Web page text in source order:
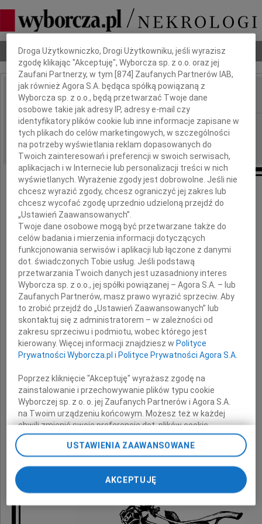
Nekrologi Odeszli Poradnik pogrzebowy
IMIĘ I NAZWISKO:
REGION: Warszawa
DATA EMISJI: 31.08.2009
Pani
Teresie Kowalik
wyrazy głębokiego współczucia
z powodu śmierci
Mamy
składają
Elżbieta i Leopold Dzikowscy
Dbamy o Twoją prywatność
Droga Użytkowniczko, Drogi Użytkowniku, jeśli wyrazisz
zgodę klikając "Akceptuję", Wyborcza sp. z o.o. oraz jej
Zaufani Partnerzy, w tym [874 ] Zaufanych Partnerów IAB,
jak również Agora S.A. będąca spółką powiązaną z
Wyborcza sp. z o.o., będą przetwarzać Twoje dane
osobowe takie jak adresy IP, adresy e-mail czy
identyfikatory plików cookie lub inne informacje zapisane w
tych plikach do celów marketingowych, w szczególności
na potrzeby wyświetlania reklam dopasowanych do
Twoich zainteresowań i preferencji w swoich serwisach,
aplikacjach i w Internecie lub personalizacji treści w nich
wyświetlanych. Wyrażenie zgody jest dobrowolne. Jeśli nie
chcesz wyrazić zgody, chcesz ograniczyć jej zakres lub
chcesz wycofać zgodę uprzednio udzieloną przejdź do
„Ustawień Zaawansowanych”.
Twoje dane osobowe mogą być przetwarzane także do
celów badania i mierzenia informacji dotyczących
funkcjonowania serwisów i aplikacji lub łączone z danymi
dot. świadczonych Tobie usług. Jeśli podstawą
przetwarzania Twoich danych jest uzasadniony interes
Wyborcza sp. z o.o., jej spółki powiązanej – Agora S.A. – lub
Zaufanych Partnerów, masz prawo wyrazić sprzeciw. Aby
to zrobić przejdź do „Ustawień Zaawansowanych” lub
skontaktuj się z administratorem – w zależności od
zakresu sprzeciwu i podmiotu, wobec którego jest
kierowany. Więcej informacji znajdziesz w Polityce
Prywatności Wyborcza.pl i Polityce Prywatności Agora S.A.
Poprzez kliknięcie "Akceptuję" wyrażasz zgodę na
zainstalowanie i przechowywanie plików typu cookie
Wyborczej sp. z o. o. jej Zaufanych Partnerów i Agora S.A.
na Twoim urządzeniu końcowym. Możesz też w każdej
chwili zmienić swoje preferencje dot. plików cookie,
ponownie wywołując narzędzie do zarządzania Twoimi
preferencjami dot. przetwarzania danych poprzez
odnośnik „Ustawienia prywatności” w stopce serwisu i
przechodząc do sekcji „Ustawienia zaawansowane”.
Zmiana ustawień plików cookie możliwa jest także za
pomocą ustawień przeglądarki.
My, nasi Zaufani Partnerzy i Agora S.A. możemy
USTAWIENIA ZAAWANSOWANE
AKCEPTUJĘ